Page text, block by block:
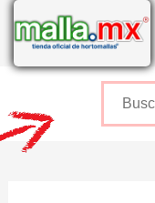
contenido